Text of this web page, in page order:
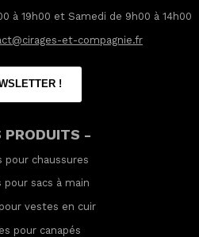
à 19h00 et Samedi de 9h00 à 14h00
et-compagnie.fr
!
PRODUITS -
pour chaussures
pour sacs à main
vestes en cuir
pour canapés